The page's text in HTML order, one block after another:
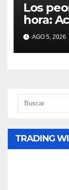
Los
hora:
Acciona
AGO 5, 2026
TRADING